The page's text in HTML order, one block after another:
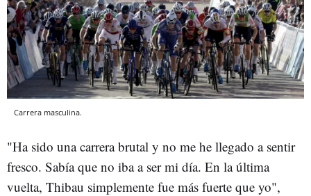
Carrera masculina.
"Ha sido una carrera brutal y no me he llegado a sentir
fresco. Sabía que no iba a ser mi día. En la última
vuelta, Thibau simplemente fue más fuerte que yo",